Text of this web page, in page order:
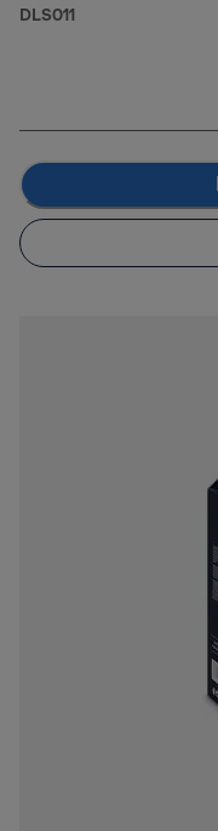
DLS011